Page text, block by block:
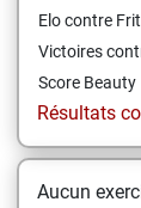
Elo contre
Victoires
Score Beauty
Résultats
Aucun